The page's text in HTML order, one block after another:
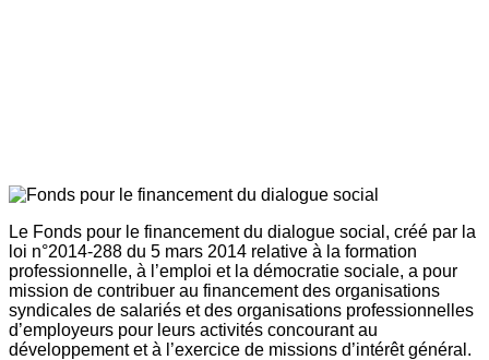
Le Fonds pour le financement du dialogue social, créé par la
loi n°2014-288 du 5 mars 2014 relative à la formation
professionnelle, à l’emploi et la démocratie sociale, a pour
mission de contribuer au financement des organisations
syndicales de salariés et des organisations professionnelles
d’employeurs pour leurs activités concourant au
développement et à l’exercice de missions d’intérêt général.